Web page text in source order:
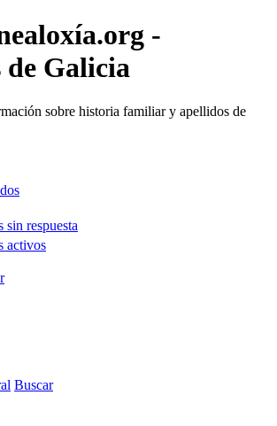
-
Galicia
sobre historia familiar y apellidos de
sin respuesta
activos
Buscar